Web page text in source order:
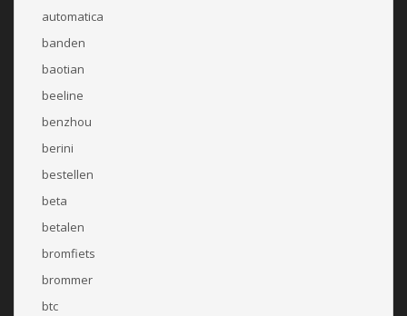
automatica
banden
baotian
beeline
benzhou
berini
bestellen
beta
betalen
bromfiets
brommer
btc